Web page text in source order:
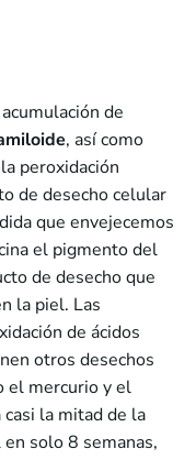
de
, así como
peroxidación
de desecho celular
que envejecemos
el pigmento del
de desecho que
la piel. Las
de ácidos
otros desechos
el mercurio y el
la mitad de la
solo 8 semanas,